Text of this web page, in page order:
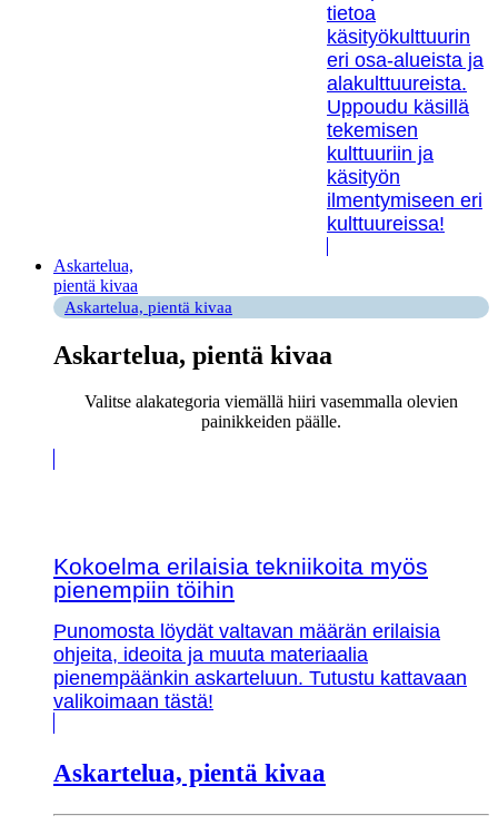
tietoa
käsityökulttuurin
eri osa-alueista ja
alakulttuureista.
Uppoudu käsillä
tekemisen
kulttuuriin ja
käsityön
ilmentymiseen eri
kulttuureissa!
Askartelua,
pientä kivaa
Askartelua, pientä kivaa
Askartelua, pientä kivaa
Valitse alakategoria viemällä hiiri vasemmalla olevien
painikkeiden päälle.
Kokoelma erilaisia tekniikoita myös
pienempiin töihin
Punomosta löydät valtavan määrän erilaisia
ohjeita, ideoita ja muuta materiaalia
pienempäänkin askarteluun. Tutustu kattavaan
valikoimaan tästä!
Askartelua, pientä kivaa